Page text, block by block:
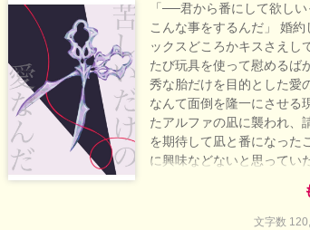
「──君から番にして欲し
こんな事をするんだ」 婚
ックスどころかキスさえし
たび玩具を使って慰めるば
秀な胎だけを目的とした愛
なんて面倒を隆一にさせる
たアルファの凪に襲われ、
を期待して凪と番になった
に興味などないと思ってい
憎だった。 ぼろぼろ泣き
も項を噛む。 「──俺の方
更新します ※ムーンライ
文字数